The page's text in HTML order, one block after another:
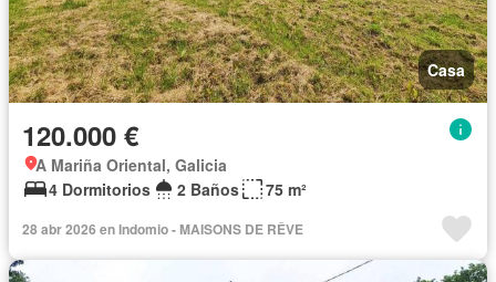
Casa
120.000 €
A Mariña Oriental, Galicia
4 Dormitorios
2 Baños 75 m²
28 abr 2026 en Indomio - MAISONS DE RÊVE